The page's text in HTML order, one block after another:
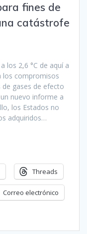
fines de
catástrofe
los 2,6 °C de aquí a
los compromisos
gases de efecto
nuevo informe a
los Estados no
adquiridos…
Threads
Correo electrónico